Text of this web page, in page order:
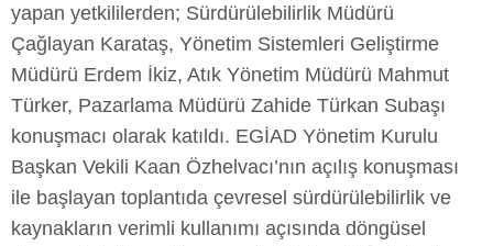
yapan yetkililerden; Sürdürülebilirlik Müdürü
Çağlayan Karataş, Yönetim Sistemleri Geliştirme
Müdürü Erdem İkiz, Atık Yönetim Müdürü Mahmut
Türker, Pazarlama Müdürü Zahide Türkan Subaşı
konuşmacı olarak katıldı. EGİAD Yönetim Kurulu
Başkan Vekili Kaan Özhelvacı’nın açılış konuşması
ile başlayan toplantıda çevresel sürdürülebilirlik ve
kaynakların verimli kullanımı açısında döngüsel